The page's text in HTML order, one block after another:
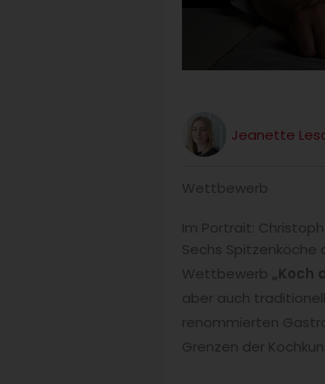
Jeanette
Wettbewerb
Im Portrait: Christoph
Sechs Spitzenköche
Wettbewerb „Koch
aber auch
renommierten
Grenzen der